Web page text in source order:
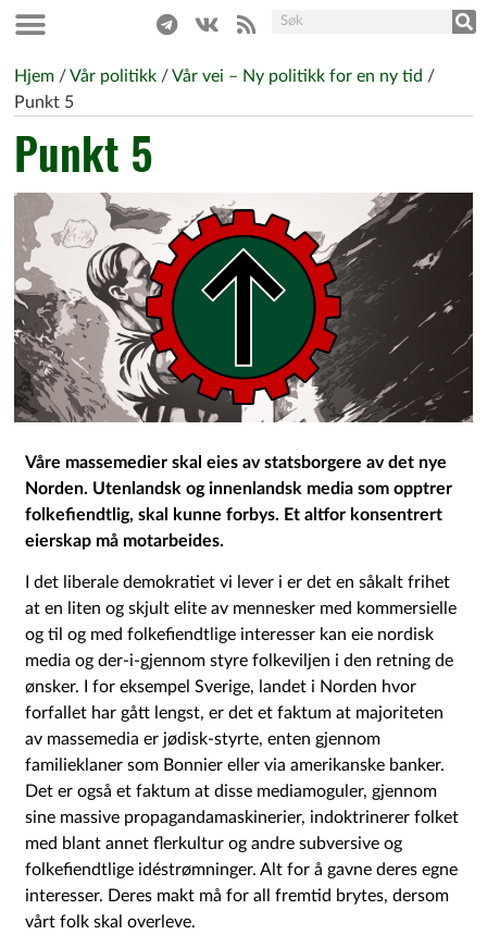
Hjem /Vår politikk /Vår vei – Ny politikk for en ny tid /
Punkt 5
Punkt 5
Våre massemedier skal eies av statsborgere av det nye
Norden. Utenlandsk og innenlandsk media som opptrer
folkefiendtlig, skal kunne forbys. Et altfor konsentrert
eierskap må motarbeides.
I det liberale demokratiet vi lever i er det en såkalt frihet
at en liten og skjult elite av mennesker med kommersielle
og til og med folkefiendtlige interesser kan eie nordisk
media og der-i-gjennom styre folkeviljen i den retning de
ønsker. I for eksempel Sverige, landet i Norden hvor
forfallet har gått lengst, er det et faktum at majoriteten
av massemedia er jødisk-styrte, enten gjennom
familieklaner som Bonnier eller via amerikanske banker.
Det er også et faktum at disse mediamoguler, gjennom
sine massive propagandamaskinerier, indoktrinerer folket
med blant annet flerkultur og andre subversive og
folkefiendtlige idéstrømninger. Alt for å gavne deres egne
interesser. Deres makt må for all fremtid brytes, dersom
vårt folk skal overleve.